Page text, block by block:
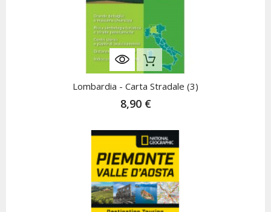
Lombardia - Carta Stradale (3)
8,90 €